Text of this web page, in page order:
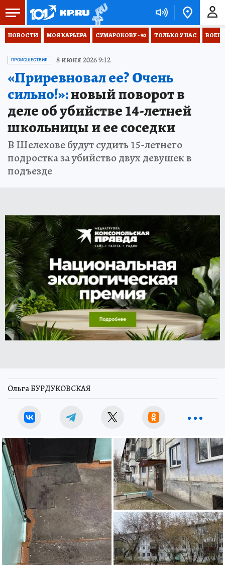
НОВОСТИ МОЯ КАРЬЕРА СУМАРОКОВУ - 90 ТОЛЬКО У НАС
ПРОИСШЕСТВИЯ 8 июня 2026 9:12
«Приревновал ее? Очень
сильно!»:новый поворот в
деле об убийстве 14-летней
школьницы и ее соседки
В Шелехове будут судить 15-летнего
подростка за убийство двух девушек в
подъезде
Ольга БУРДУКОВСКАЯ